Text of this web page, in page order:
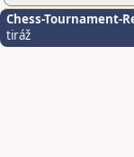
Chess-Tournament-
tiráž